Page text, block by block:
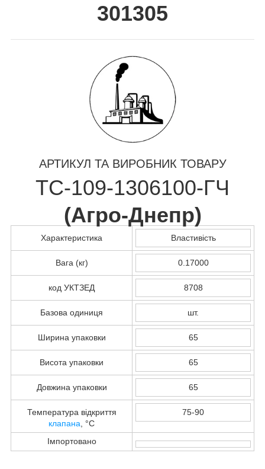
301305
АРТИКУЛ ТА ВИРОБНИК ТОВАРУ
ТС-109-1306100-ГЧ
(Агро-Днепр)
Характеристика Властивість
Вага (кг) 0.17000
код УКТЗЕД 8708
Базова одиниця шт.
Ширина упаковки 65
Висота упаковки 65
Довжина упаковки 65
Температура відкриття
клапана , °С
75-90
Імпортовано